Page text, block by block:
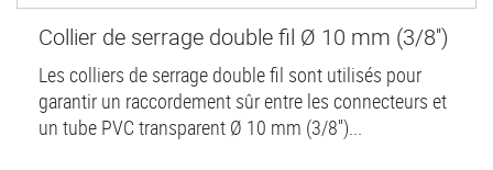
Collier de serrage double fil Ø 10 mm (3/8'')
Les colliers de serrage double fil sont utilisés pour
garantir un raccordement sûr entre les connecteurs et
un tube PVC transparent Ø 10 mm (3/8'')...